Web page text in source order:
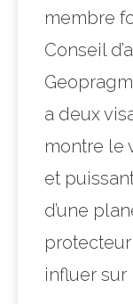
membre
Conseil
a deux
montre le
et
d’une
influer sur